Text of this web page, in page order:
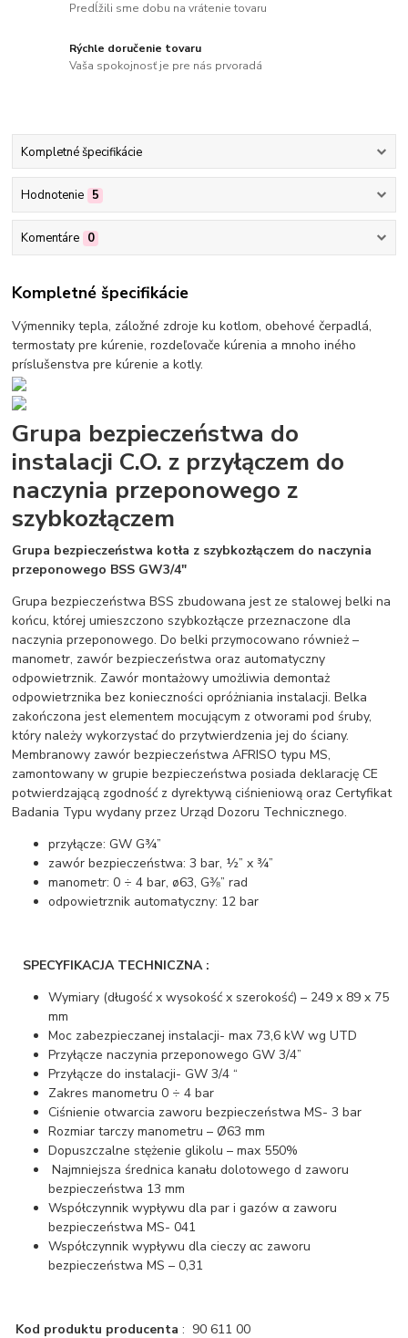
Predĺžili sme dobu na vrátenie tovaru
Rýchle doručenie tovaru
Vaša spokojnosť je pre nás prvoradá
Kompletné špecifikácie
Hodnotenie 5
Komentáre 0
Kompletné špecifikácie
Výmenniky tepla, záložné zdroje ku kotlom, obehové čerpadlá,
termostaty pre kúrenie, rozdeľovače kúrenia a mnoho iného
príslušenstva pre kúrenie a kotly.
Grupa bezpieczeństwa do
instalacji C.O. z przyłączem do
naczynia przeponowego z
szybkozłączem
Grupa bezpieczeństwa kotła z szybkozłączem do naczynia
przeponowego BSS GW3/4″
Grupa bezpieczeństwa BSS zbudowana jest ze stalowej belki na
końcu, której umieszczono szybkozłącze przeznaczone dla
naczynia przeponowego. Do belki przymocowano również –
manometr, zawór bezpieczeństwa oraz automatyczny
odpowietrznik. Zawór montażowy umożliwia demontaż
odpowietrznika bez konieczności opróżniania instalacji. Belka
zakończona jest elementem mocującym z otworami pod śruby,
który należy wykorzystać do przytwierdzenia jej do ściany.
Membranowy zawór bezpieczeństwa AFRISO typu MS,
zamontowany w grupie bezpieczeństwa posiada deklarację CE
potwierdzającą zgodność z dyrektywą ciśnieniową oraz Certyfikat
Badania Typu wydany przez Urząd Dozoru Technicznego.
przyłącze: GW G¾”
zawór bezpieczeństwa: 3 bar, ½” x ¾”
manometr: 0 ÷ 4 bar, ø63, G⅜” rad
odpowietrznik automatyczny: 12 bar
SPECYFIKACJA TECHNICZNA :
Wymiary (długość x wysokość x szerokość) – 249 x 89 x 75
mm
Moc zabezpieczanej instalacji- max 73,6 kW wg UTD
Przyłącze naczynia przeponowego GW 3/4”
Przyłącze do instalacji- GW 3/4 “
Zakres manometru 0 ÷ 4 bar
Ciśnienie otwarcia zaworu bezpieczeństwa MS- 3 bar
Rozmiar tarczy manometru – Ø63 mm
Dopuszczalne stężenie glikolu – max 550%
Najmniejsza średnica kanału dolotowego d zaworu
bezpieczeństwa 13 mm
Współczynnik wypływu dla par i gazów α zaworu
bezpieczeństwa MS- 041
Współczynnik wypływu dla cieczy αc zaworu
bezpieczeństwa MS – 0,31
Kod produktu producenta : 90 611 00